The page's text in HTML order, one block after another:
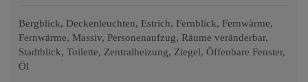
Bergblick Deckenleuchten Estrich Fernblick
Fernwärme
Fernwärme
Massiv Personenaufzug
Räume veränderbar
Stadtblick Toilette Zentralheizung Ziegel Öffenbare Fenster
Öl